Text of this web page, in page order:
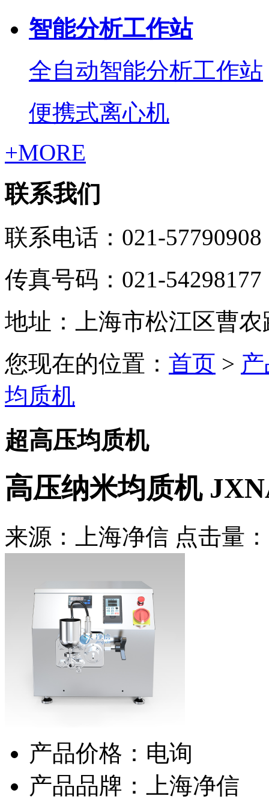
智能分析工作站
全自动智能分析工作站
便携式离心机
+MORE
联系我们
联系电话：021-57790908
传真号码：021-54298177
地址：上海市松江区曹农
您现在的位置： 首页 >
均质机
超高压均质机
高压纳米均质机
来源：上海净信 点击量：
产品价格：电询
产品品牌：上海净信